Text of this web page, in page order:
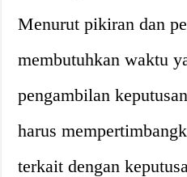
Menurut pikiran dan
membutuhkan waktu
pengambilan
harus
terkait dengan